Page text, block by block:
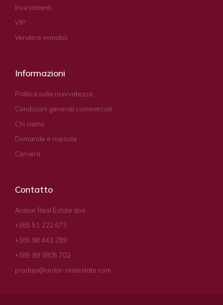
Investimenti
VIP
Vendere immobili
Informazioni
Politica sulla riservatezza
Condizioni generali commerciali
Chi siamo
Domande e risposte
Carriera
Contatto
Ardour Real Estate doo
+385 51 222 673
+385 98 443 289
+385 99 3805 702
prodaja@ardor-realestate.com